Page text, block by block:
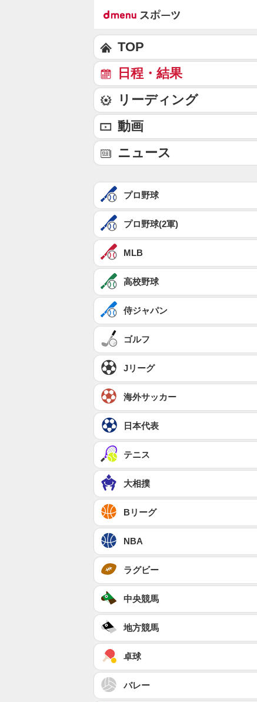
TOP
日程・結果
リーディング
動画
ニュース
プロ野球
プロ野球(2軍)
MLB
高校野球
侍ジャパン
ゴルフ
Jリーグ
海外サッカー
日本代表
テニス
大相撲
Bリーグ
NBA
ラグビー
中央競馬
地方競馬
卓球
バレー